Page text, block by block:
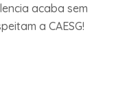
acaba sem
a CAESG!